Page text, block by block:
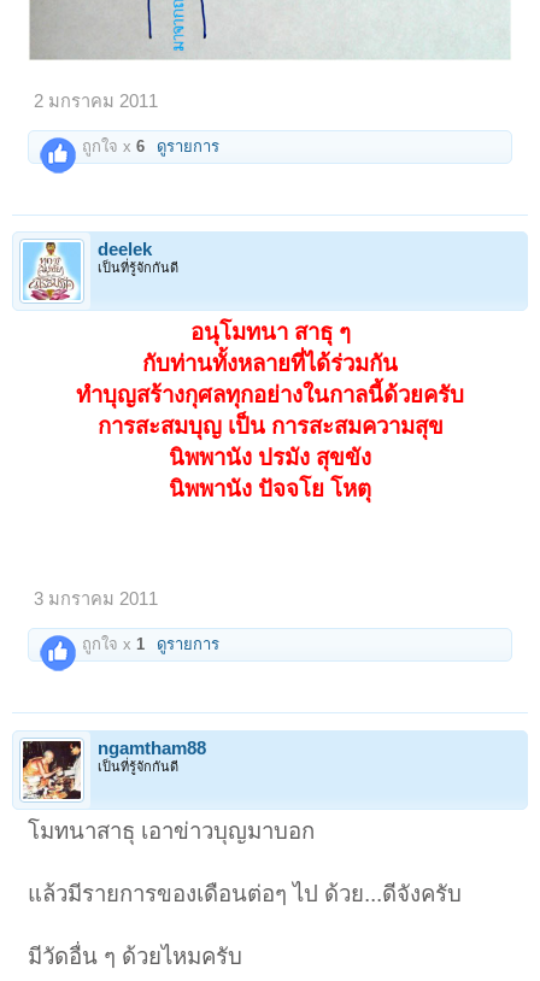
2 มกราคม 2011
ถูกใจ x6 ดูรายการ
deelek
เป็นที่รู้จักกันดี
อนุโมทนา สาธุ ๆ
กับท่านทั้งหลายที่ได้ร่วมกัน
ทำบุญสร้างกุศลทุกอย่างในกาลนี้ด้วยครับ
การสะสมบุญ เป็น การสะสมความสุข
นิพพานัง ปรมัง สุขขัง
นิพพานัง ปัจจโย โหตุ
3 มกราคม 2011
ถูกใจ x1 ดูรายการ
ngamtham88
เป็นที่รู้จักกันดี
โมทนาสาธุ เอาข่าวบุญมาบอก
แล้วมีรายการของเดือนต่อๆ ไป ด้วย...ดีจังครับ
มีวัดอื่น ๆ ด้วยไหมครับ